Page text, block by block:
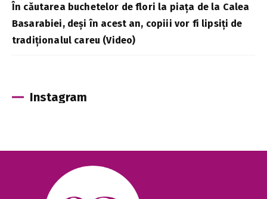
În căutarea buchetelor de flori la piața de la Calea
Basarabiei, deși în acest an, copiii vor fi lipsiți de
tradiționalul careu (Video)
Instagram